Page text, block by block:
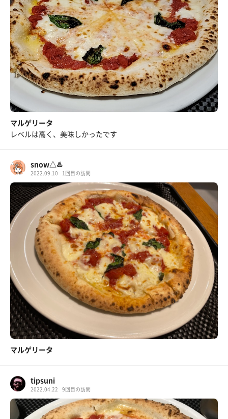
マルゲリータ
レベルは高く、美味しかったです
snow△♨️
2022.09.10 1回目の訪問
マルゲリータ
tipsuni
2022.04.22 9回目の訪問